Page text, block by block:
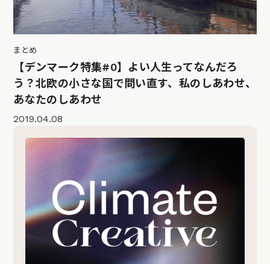
まとめ
【デンマーク特集#0】よい人生ってなんだろ
う？北欧の小さな国で問い直す、私のしあわせ、
あなたのしあわせ
2019.04.08